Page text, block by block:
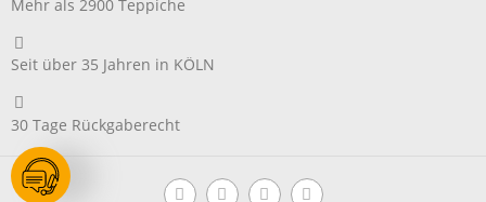
Mehr als 2900 Teppiche
Seit über 35 Jahren in KÖLN
30 Tage Rückgaberecht